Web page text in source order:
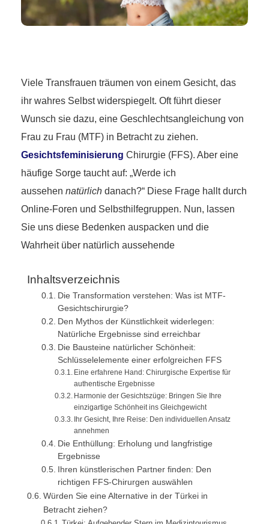
Viele Transfrauen träumen von einem Gesicht, das
ihr wahres Selbst widerspiegelt. Oft führt dieser
Wunsch sie dazu, eine Geschlechtsangleichung von
Frau zu Frau (MTF) in Betracht zu ziehen.
Gesichtsfeminisierung Chirurgie (FFS). Aber eine
häufige Sorge taucht auf: „Werde ich
aussehen natürlich danach?“ Diese Frage hallt durch
Online-Foren und Selbsthilfegruppen. Nun, lassen
Sie uns diese Bedenken auspacken und die
Wahrheit über natürlich aussehende
Inhaltsverzeichnis
Die Transformation verstehen: Was ist MTF-
Gesichtschirurgie?
Den Mythos der Künstlichkeit widerlegen:
Natürliche Ergebnisse sind erreichbar
Die Bausteine natürlicher Schönheit:
Schlüsselelemente einer erfolgreichen FFS
Eine erfahrene Hand: Chirurgische Expertise für
authentische Ergebnisse
Harmonie der Gesichtszüge: Bringen Sie Ihre
einzigartige Schönheit ins Gleichgewicht
Ihr Gesicht, Ihre Reise: Den individuellen Ansatz
annehmen
Die Enthüllung: Erholung und langfristige
Ergebnisse
Ihren künstlerischen Partner finden: Den
richtigen FFS-Chirurgen auswählen
Würden Sie eine Alternative in der Türkei in
Betracht ziehen?